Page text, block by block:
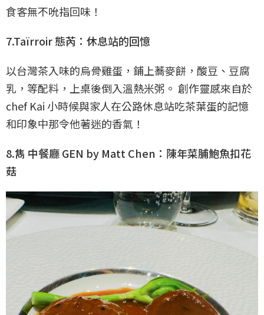
食客無不吮指回味！
7.Taïrroir 態芮：休息站的回憶
以台灣茶入味的烏骨雞蛋，鋪上蕎麥餅，酸豆、豆腐
乳，等配料，上桌後倒入溫熱米粥。 創作靈感來自於
chef Kai 小時候與家人在公路休息站吃茶葉蛋的記憶
和印象中那令他著迷的香氣！
8.雋 中餐廳 GEN by Matt Chen：陳年菜脯鮑魚扣花
菇